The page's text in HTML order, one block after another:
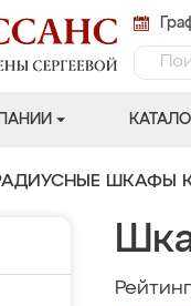
КАТАЛОГ
ШКАФЫ